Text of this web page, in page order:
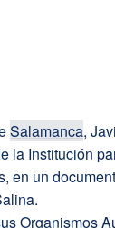
Salamanca,
la Institución
en un
Organismos